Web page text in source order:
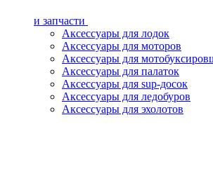
и запчасти
Аксессуары для лодок
Аксессуары для моторов
Аксессуары для
Аксессуары для палаток
Аксессуары для sup-досок
Аксессуары для ледобуров
Аксессуары для эхолотов